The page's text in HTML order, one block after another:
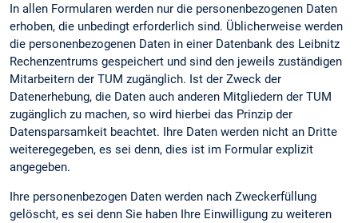
In allen Formularen werden nur die personenbezogenen Daten
erhoben, die unbedingt erforderlich sind. Üblicherweise werden
die personenbezogenen Daten in einer Datenbank des Leibnitz
Rechenzentrums gespeichert und sind den jeweils zuständigen
Mitarbeitern der TUM zugänglich. Ist der Zweck der
Datenerhebung, die Daten auch anderen Mitgliedern der TUM
zugänglich zu machen, so wird hierbei das Prinzip der
Datensparsamkeit beachtet. Ihre Daten werden nicht an Dritte
weiteregegeben, es sei denn, dies ist im Formular explizit
angegeben.
Ihre personenbezogen Daten werden nach Zweckerfüllung
gelöscht, es sei denn Sie haben Ihre Einwilligung zu weiteren